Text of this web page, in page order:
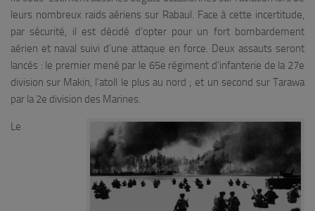
leurs nombreux raids aériens sur Rabaul. Face à cette incertitude,
par sécurité, il est décidé d’opter pour un fort bombardement
aérien et naval suivi d’une attaque en force. Deux assauts seront
lancés : le premier mené par le 65e régiment d’infanterie de la 27e
division sur Makin, l’atoll le plus au nord ; et un second sur Tarawa
par la 2e division des Marines.
Le